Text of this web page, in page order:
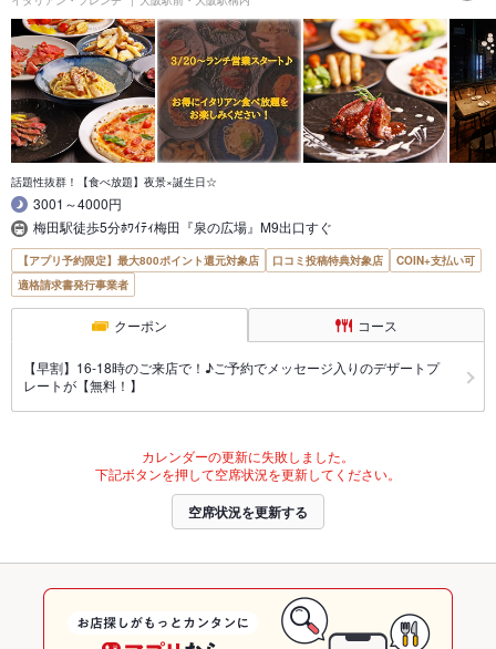
話題性抜群！【食べ放題】夜景×誕生日☆
3001～4000円
梅田駅徒歩5分ﾎﾜｲﾃｨ梅田『泉の広場』M9出口すぐ
【アプリ予約限定】最大800ポイント還元対象店 口コミ投稿特典対象店
COIN+支払い可
適格請求書発行事業者
クーポン コース
【早割】16-18時のご来店で！♪ご予約でメッセージ入りのデザートプ
レートが【無料！】
カレンダーの更新に失敗しました。
下記ボタンを押して空席状況を更新してください。
空席状況を更新する